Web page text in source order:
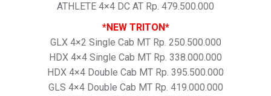
ATHLETE 4×4 DC AT Rp. 479.500.000
*NEW TRITON*
GLX 4×2 Single Cab MT Rp. 250.500.000
HDX 4×4 Single Cab MT Rp. 338.000.000
HDX 4×4 Double Cab MT Rp. 395.500.000
GLS 4×4 Double Cab MT Rp. 419.000.000